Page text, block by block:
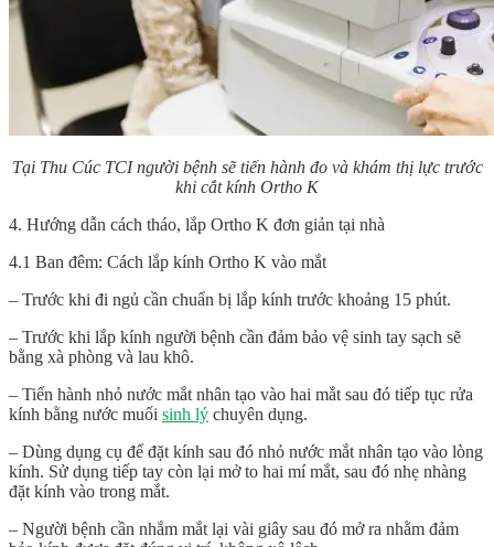
Tại Thu Cúc TCI người bệnh sẽ tiến hành đo và khám thị lực trước
khi cắt kính Ortho K
4. Hướng dẫn cách tháo, lắp Ortho K đơn giản tại nhà
4.1 Ban đêm: Cách lắp kính Ortho K vào mắt
– Trước khi đi ngủ cần chuẩn bị lắp kính trước khoảng 15 phút.
– Trước khi lắp kính người bệnh cần đảm bảo vệ sinh tay sạch sẽ
bằng xà phòng và lau khô.
– Tiến hành nhỏ nước mắt nhân tạo vào hai mắt sau đó tiếp tục rửa
kính bằng nước muối sinh lý chuyên dụng.
– Dùng dụng cụ để đặt kính sau đó nhỏ nước mắt nhân tạo vào lòng
kính. Sử dụng tiếp tay còn lại mở to hai mí mắt, sau đó nhẹ nhàng
đặt kính vào trong mắt.
– Người bệnh cần nhắm mắt lại vài giây sau đó mở ra nhằm đảm